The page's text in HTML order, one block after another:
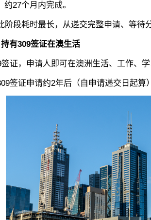
27个月内完成。
耗时最长，从递交完整申请、等待分
有309签证在澳生活
，申请人即可在澳洲生活、工作、学
证申请约2年后（自申请递交日起算